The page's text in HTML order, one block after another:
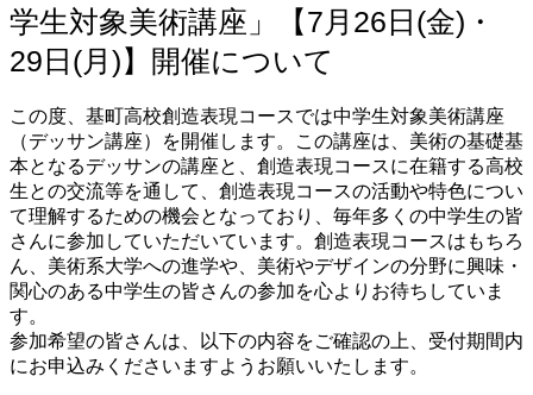
学生対象美術講座」【7月26日(金)・
29日(月)】開催について
この度、基町高校創造表現コースでは中学生対象美術講座
（デッサン講座）を開催します。この講座は、美術の基礎基
本となるデッサンの講座と、創造表現コースに在籍する高校
生との交流等を通して、創造表現コースの活動や特色につい
て理解するための機会となっており、毎年多くの中学生の皆
さんに参加していただいています。創造表現コースはもちろ
ん、美術系大学への進学や、美術やデザインの分野に興味・
関心のある中学生の皆さんの参加を心よりお待ちしていま
す。
参加希望の皆さんは、以下の内容をご確認の上、受付期間内
にお申込みくださいますようお願いいたします。